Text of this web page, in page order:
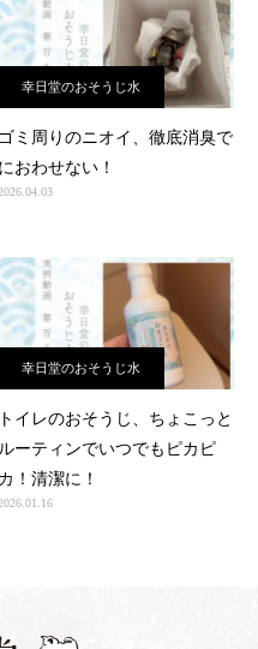
幸日堂のおそうじ水
ゴミ周りのニオイ、徹底消臭で
におわせない！
幸日堂のおそうじ水
トイレのおそうじ、ちょこっと
ルーティンでいつでもピカピ
カ！清潔に！